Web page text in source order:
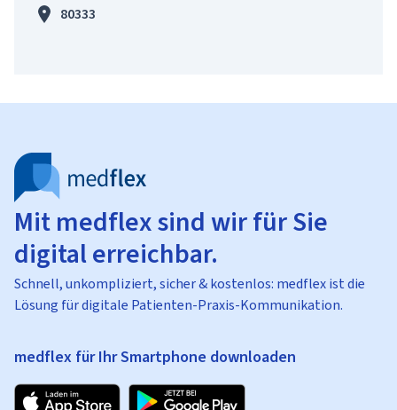
80333
Mit medflex sind wir für Sie
digital erreichbar.
Schnell, unkompliziert, sicher & kostenlos: medflex ist die
Lösung für digitale Patienten-Praxis-Kommunikation.
medflex für Ihr Smartphone downloaden